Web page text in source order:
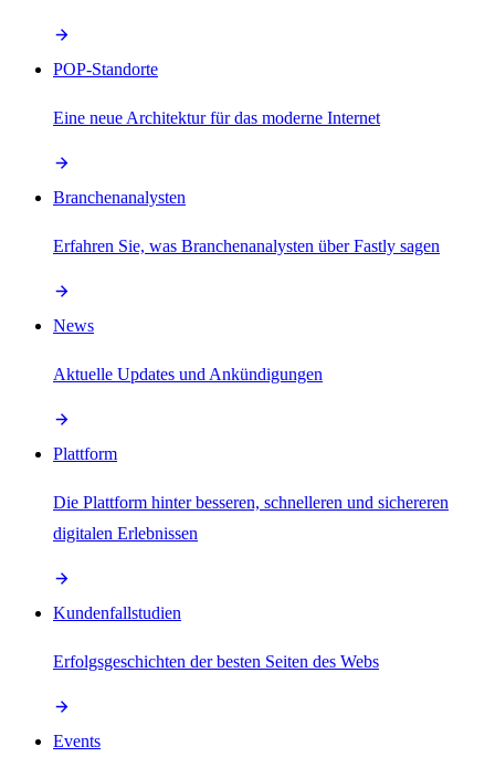
POP-Standorte
Eine neue Architektur für das moderne Internet
Branchenanalysten
Erfahren Sie, was Branchenanalysten über Fastly sagen
News
Aktuelle Updates und Ankündigungen
Plattform
Die Plattform hinter besseren, schnelleren und sichereren
digitalen Erlebnissen
Kundenfallstudien
Erfolgsgeschichten der besten Seiten des Webs
Events